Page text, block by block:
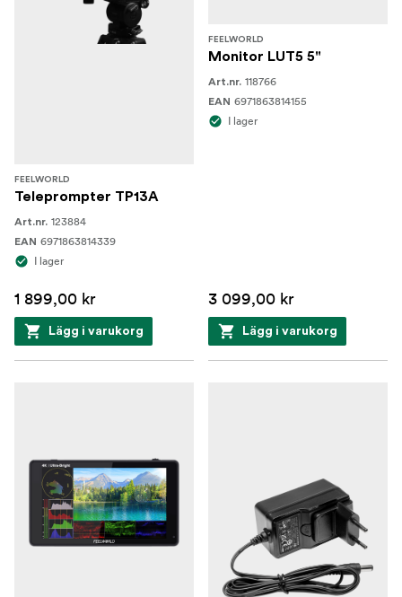
FEELWORLD
Teleprompter TP13A
Art.nr. 123884
EAN 6971863814339
I lager
1 899,00 kr
Lägg i varukorg
FEELWORLD
Monitor LUT5 5"
Art.nr. 118766
EAN 6971863814155
I lager
3 099,00 kr
Lägg i varukorg